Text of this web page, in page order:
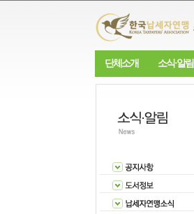
단체소개 소식·알림